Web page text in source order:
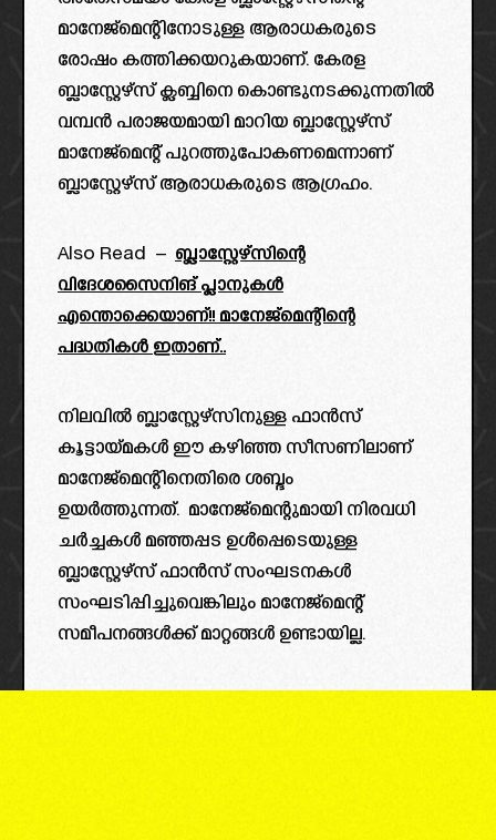
മാനേജ്മെന്റിനോടുള്ള ആരാധകരുടെ
രോഷം കത്തിക്കയറുകയാണ്. കേരള
ബ്ലാസ്റ്റേഴ്സ് ക്ലബ്ബിനെ കൊണ്ടുനടക്കുന്നതിൽ
വമ്പൻ പരാജയമായി മാറിയ ബ്ലാസ്റ്റേഴ്സ്
മാനേജ്മെന്റ് പുറത്തുപോകണമെന്നാണ്
ബ്ലാസ്റ്റേഴ്സ് ആരാധകരുടെ ആഗ്രഹം.
Also Read – ബ്ലാസ്റ്റേഴ്സിന്റെ
വിദേശസൈനിങ് പ്ലാനുകൾ
എന്തൊക്കെയാണ്!! മാനേജ്മെന്റിന്റെ
പദ്ധതികൾ ഇതാണ്..
നിലവിൽ ബ്ലാസ്റ്റേഴ്സിനുള്ള ഫാൻസ്‌
കൂട്ടായ്മകൾ ഈ കഴിഞ്ഞ സീസണിലാണ്
മാനേജ്മെന്റിനെതിരെ ശബ്ദം
ഉയർത്തുന്നത്. മാനേജ്മെന്റുമായി നിരവധി
ചർച്ചകൾ മഞ്ഞപ്പട ഉൾപ്പെടെയുള്ള
ബ്ലാസ്റ്റേഴ്‌സ് ഫാൻസ്‌ സംഘടനകൾ
സംഘടിപ്പിച്ചുവെങ്കിലും മാനേജ്മെന്റ്
സമീപനങ്ങൾക്ക് മാറ്റങ്ങൾ ഉണ്ടായില്ല.